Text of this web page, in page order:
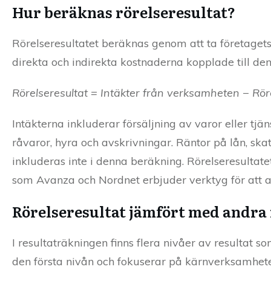
Hur beräknas rörelseresultat?
Rörelseresultatet beräknas genom att ta
direkta och indirekta kostnaderna kopplade till
Rörelseresultat = Intäkter från verksamheten −
Intäkterna inkluderar försäljning av varor eller
råvaror, hyra och avskrivningar. Räntor på lån,
inkluderas inte i denna beräkning.
som Avanza och Nordnet erbjuder verktyg för att
Rörelseresultat jämfört med
I resultaträkningen finns flera nivåer av resultat
den första nivån och fokuserar på